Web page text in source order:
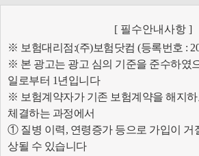
[ 필수안내사항 ]
※ 보험대리점:(주)보험닷컴 (등록번호 :
※ 본 광고는 광고 심의 기준을 준수하였
일로부터 1년입니다
※ 보험계약자가 기존 보험계약을 해지
체결하는 과정에서
① 질병 이력, 연령증가 등으로 가입이 거
상될 수 있습니다